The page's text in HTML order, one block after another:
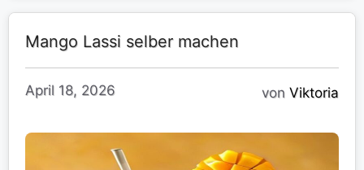
Mango Lassi selber machen
April 18, 2026 von Viktoria